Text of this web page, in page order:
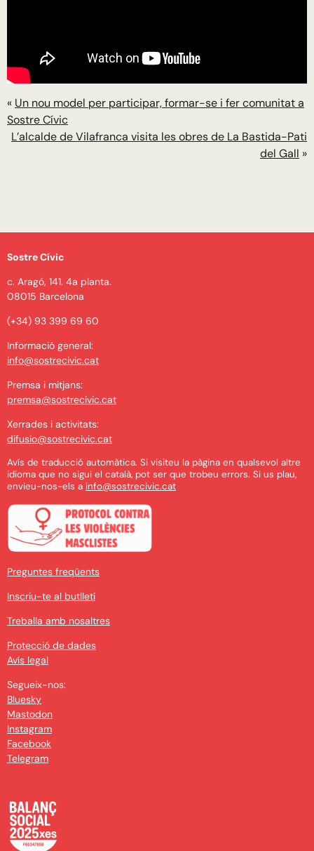
« Un nou model per participar, formar-se i fer comunitat a
Sostre Cívic
L’alcalde de Vilafranca visita les obres de La Bastida-Pati
del Gall »
Sostre Cívic
c. Aragó, 141. 4a planta.
08015 Barcelona
(+34) 93 399 69 60
Informació general:
info@sostrecivic.cat
Premsa i mitjans:
premsa@sostrecivic.cat
Xerrades i activitats:
difusio@sostrecivic.cat
Avís de traducció automàtica. Si visiteu la pàgina en qualsevol altre
idioma que no sigui el català, pot ser que trobeu errors. Si us plau,
envieu-nos-els a info@sostrecivic.cat
Preguntes freqüents
Inscriu-te al butlletí
Treballa amb nosaltres
Protecció de dades
Avís legal
Segueix-nos:
Bluesky
Mastodon
Instagram
Facebook
Telegram